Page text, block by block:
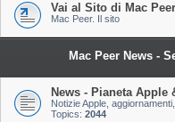
Vai al Sito di Mac
Mac Peer. Il sito
Mac Peer News -
News - Pianeta Apple
Notizie Apple,
Topics: 2044